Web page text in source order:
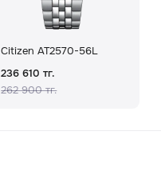
Citizen AT2570-56L
236 610 тг.
262 900 тг.